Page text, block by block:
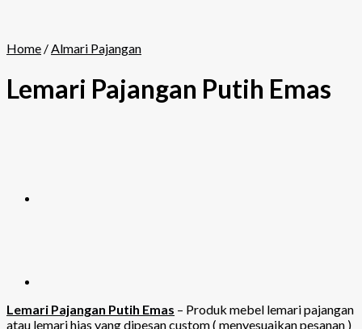
Home /Almari Pajangan
Lemari Pajangan Putih Emas
Lemari Pajangan Putih Emas – Produk mebel lemari pajangan
atau lemari hias yang dipesan custom ( menyesuaikan pesanan )